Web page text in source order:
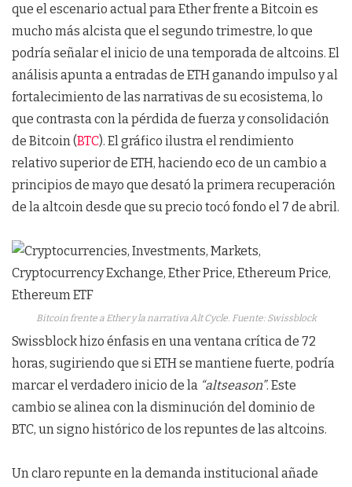
que el escenario actual para Ether frente a Bitcoin es
mucho más alcista que el segundo trimestre, lo que
podría señalar el inicio de una temporada de altcoins. El
análisis apunta a entradas de ETH ganando impulso y al
fortalecimiento de las narrativas de su ecosistema, lo
que contrasta con la pérdida de fuerza y consolidación
de Bitcoin (BTC). El gráfico ilustra el rendimiento
relativo superior de ETH, haciendo eco de un cambio a
principios de mayo que desató la primera recuperación
de la altcoin desde que su precio tocó fondo el 7 de abril.
Bitcoin frente a Ether y la narrativa Alt Cycle. Fuente: Swissblock
Swissblock hizo énfasis en una ventana crítica de 72
horas, sugiriendo que si ETH se mantiene fuerte, podría
marcar el verdadero inicio de la “altseason”. Este
cambio se alinea con la disminución del dominio de
BTC, un signo histórico de los repuntes de las altcoins.
Un claro repunte en la demanda institucional añade